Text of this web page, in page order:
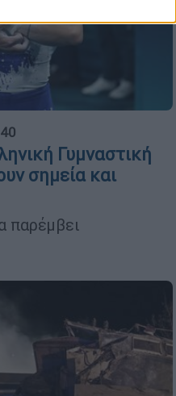
Γυμναστική
σημεία και
παρέμβει